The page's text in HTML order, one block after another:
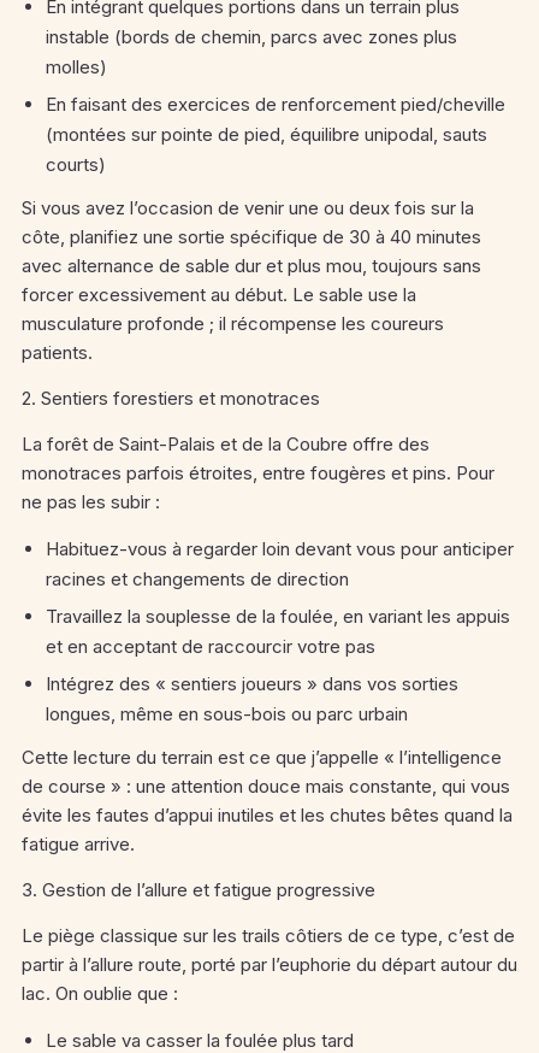
En intégrant quelques portions dans un terrain plus
instable (bords de chemin, parcs avec zones plus
molles)
En faisant des exercices de renforcement pied/cheville
(montées sur pointe de pied, équilibre unipodal, sauts
courts)
Si vous avez l’occasion de venir une ou deux fois sur la
côte, planifiez une sortie spécifique de 30 à 40 minutes
avec alternance de sable dur et plus mou, toujours sans
forcer excessivement au début. Le sable use la
musculature profonde ; il récompense les coureurs
patients.
2. Sentiers forestiers et monotraces
La forêt de Saint-Palais et de la Coubre offre des
monotraces parfois étroites, entre fougères et pins. Pour
ne pas les subir :
Habituez-vous à regarder loin devant vous pour anticiper
racines et changements de direction
Travaillez la souplesse de la foulée, en variant les appuis
et en acceptant de raccourcir votre pas
Intégrez des « sentiers joueurs » dans vos sorties
longues, même en sous-bois ou parc urbain
Cette lecture du terrain est ce que j’appelle « l’intelligence
de course » : une attention douce mais constante, qui vous
évite les fautes d’appui inutiles et les chutes bêtes quand la
fatigue arrive.
3. Gestion de l’allure et fatigue progressive
Le piège classique sur les trails côtiers de ce type, c’est de
partir à l’allure route, porté par l’euphorie du départ autour du
lac. On oublie que :
Le sable va casser la foulée plus tard